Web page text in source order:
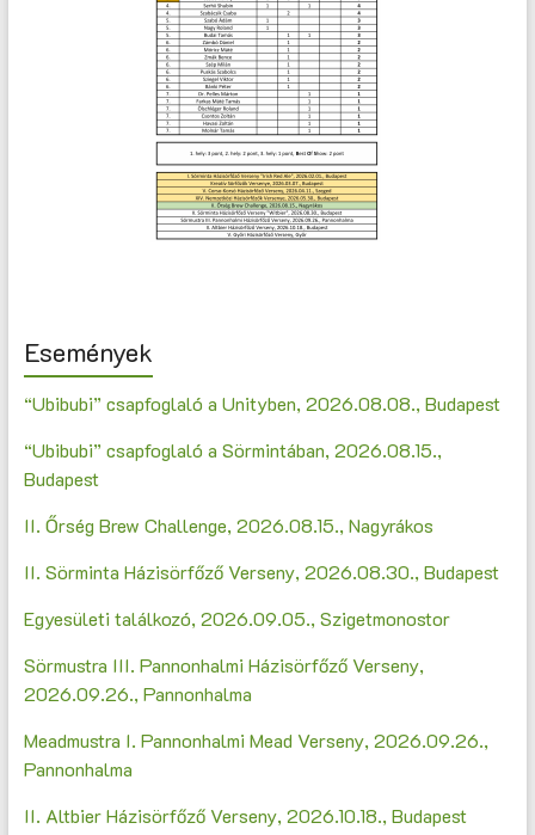
Események
“Ubibubi” csapfoglaló a Unityben, 2026.08.08., Budapest
“Ubibubi” csapfoglaló a Sörmintában, 2026.08.15.,
Budapest
II. Őrség Brew Challenge, 2026.08.15., Nagyrákos
II. Sörminta Házisörfőző Verseny, 2026.08.30., Budapest
Egyesületi találkozó, 2026.09.05., Szigetmonostor
Sörmustra III. Pannonhalmi Házisörfőző Verseny,
2026.09.26., Pannonhalma
Meadmustra I. Pannonhalmi Mead Verseny, 2026.09.26.,
Pannonhalma
II. Altbier Házisörfőző Verseny, 2026.10.18., Budapest